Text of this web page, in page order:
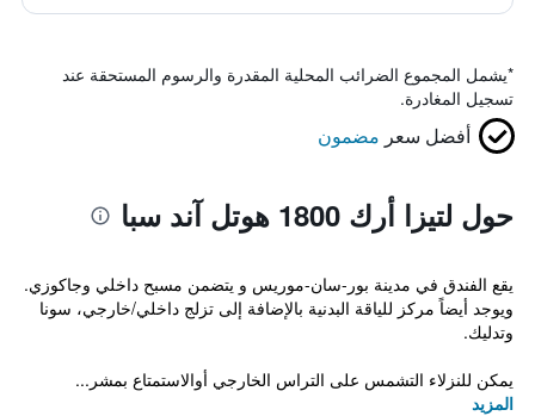
*يشمل المجموع الضرائب المحلية المقدرة والرسوم المستحقة عند
تسجيل المغادرة.
أفضل سعر مضمون
حول لتيزا أرك 1800 هوتل آند سبا
يقع الفندق في مدينة بور-سان-موريس و يتضمن مسبح داخلي وجاكوزي.
ويوجد أيضاً مركز للياقة البدنية بالإضافة إلى تزلج داخلي/خارجي، سونا
وتدليك.
يمكن للنزلاء التشمس على التراس الخارجي أوالاستمتاع بمشر...
المزيد